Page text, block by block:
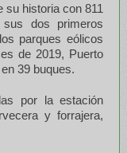
su historia con 811
dos primeros
parques eólicos
de 2019, Puerto
39 buques.
por la estación
y forrajera,